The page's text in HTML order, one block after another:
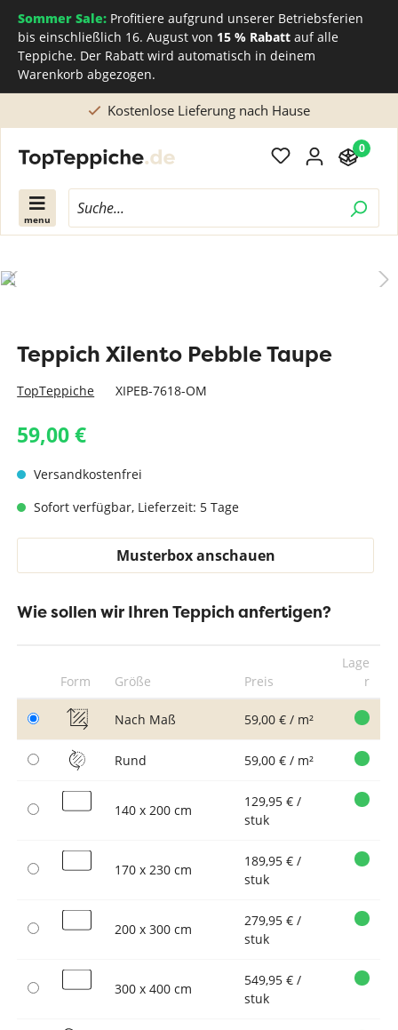
Sommer Sale: Profitiere aufgrund unserer Betriebsferien
bis einschließlich 16. August von 15 % Rabatt auf alle
Teppiche. Der Rabatt wird automatisch in deinem
Warenkorb abgezogen.
Kostenlose Lieferung nach Hause
menu
0
Teppich Xilento Pebble Taupe
TopTeppiche XIPEB-7618-OM
59,00 €
Versandkostenfrei
Sofort verfügbar, Lieferzeit: 5 Tage
Musterbox anschauen
Wie sollen wir Ihren Teppich anfertigen?
Form Größe Preis
Lage
r
Nach Maß 59,00 € / m²
Rund 59,00 € / m²
140 x 200 cm
129,95 € /
stuk
170 x 230 cm
189,95 € /
stuk
200 x 300 cm
279,95 € /
stuk
300 x 400 cm
549,95 € /
stuk